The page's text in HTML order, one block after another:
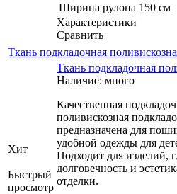
Ширина рулона 150 см
Характеристики
Сравнить
Ткань подкладочная
Хит
Быстрый
просмотр
Ткань подкладочная
Наличие: много
Качественная
поливискозная
предназначена для
удобной одежды для
Подходит для изделий,
долговечность и
отделки.